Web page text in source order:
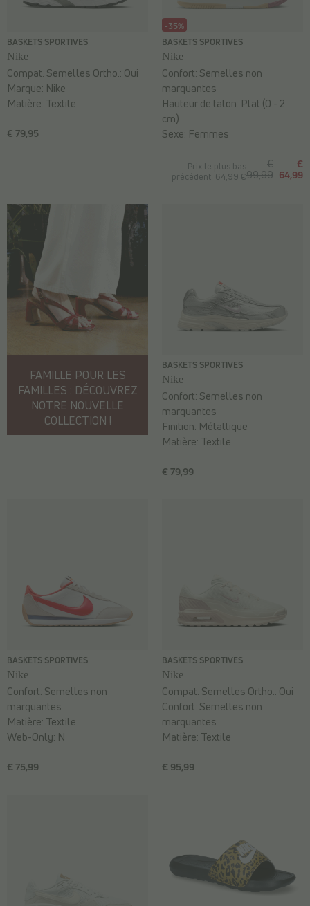
BASKETS SPORTIVES
Nike
€ 79,95
Compat. Semelles Ortho.: Oui
Marque: Nike
Matière: Textile
-35%
BASKETS SPORTIVES
Nike
Prix le plus bas
précédent: 64,99 €
€
99,99
€
64,99
Confort: Semelles non
marquantes
Hauteur de talon: Plat (0 - 2
cm)
Sexe: Femmes
FAMILLE POUR LES
FAMILLES : DÉCOUVREZ
NOTRE NOUVELLE
COLLECTION !
BASKETS SPORTIVES
Nike
€ 79,99
Confort: Semelles non
marquantes
Finition: Métallique
Matière: Textile
BASKETS SPORTIVES
Nike
€ 75,99
Confort: Semelles non
marquantes
Matière: Textile
Web-Only: N
BASKETS SPORTIVES
Nike
€ 95,99
Compat. Semelles Ortho.: Oui
Confort: Semelles non
marquantes
Matière: Textile